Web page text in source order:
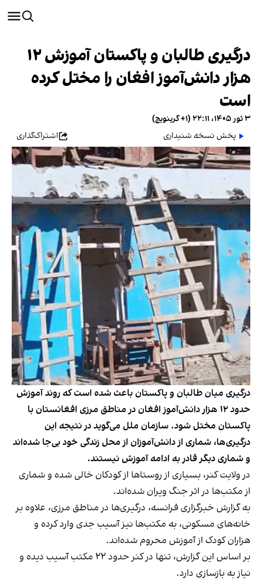
درگیری طالبان و پاکستان آموزش ۱۲
هزار دانش‌آموز افغان را مختل کرده
است
۳ ثور ۱۴۰۵، ۲۲:۱۱ (‎+۱ گرینویچ)
پخش نسخه شنیداری
اشتراک‌گذاری
درگیری میان طالبان و پاکستان باعث شده است که روند آموزش
حدود ۱۲ هزار دانش‌آموز افغان در مناطق مرزی افغانستان با
پاکستان مختل شود. سازمان ملل می‌گوید در نتیجه این
درگیری‌ها، شماری از دانش‌آموزان از محل زندگی خود بی‌جا شده‌اند
و شماری دیگر قادر به ادامه آموزش نیستند.
در ولایت کنر، بسیاری از روستاها از کودکان خالی شده و شماری
از مکتب‌ها در اثر جنگ ویران شده‌اند.
به گزارش خبرگزاری فرانسه، درگیری‌ها در مناطق مرزی، علاوه بر
خانه‌های مسکونی، به مکتب‌ها نیز آسیب جدی وارد کرده و
هزاران کودک از آموزش محروم شده‌اند.
بر اساس این گزارش، تنها در کنر حدود ۲۲ مکتب آسیب دیده و
نیاز به بازسازی دارد.